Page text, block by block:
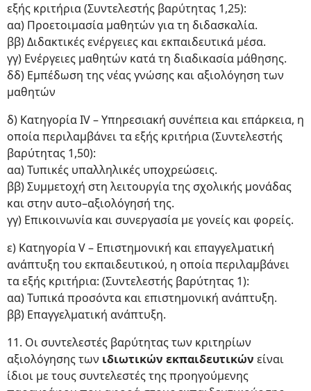
εξής κριτήρια (Συντελεστής βαρύτητας 1,25):
αα) Προετοιμασία μαθητών για τη διδασκαλία.
ββ) Διδακτικές ενέργειες και εκπαιδευτικά μέσα.
γγ) Ενέργειες μαθητών κατά τη διαδικασία μάθησης.
δδ) Εμπέδωση της νέας γνώσης και αξιολόγηση των
μαθητών
δ) Κατηγορία IV – Υπηρεσιακή συνέπεια και επάρκεια, η
οποία περιλαμβάνει τα εξής κριτήρια (Συντελεστής
βαρύτητας 1,50):
αα) Τυπικές υπαλληλικές υποχρεώσεις.
ββ) Συμμετοχή στη λειτουργία της σχολικής μονάδας
και στην αυτο–αξιολόγησή της.
γγ) Επικοινωνία και συνεργασία με γονείς και φορείς.
ε) Κατηγορία V – Επιστημονική και επαγγελματική
ανάπτυξη του εκπαιδευτικού, η οποία περιλαμβάνει
τα εξής κριτήρια: (Συντελεστής βαρύτητας 1):
αα) Τυπικά προσόντα και επιστημονική ανάπτυξη.
ββ) Επαγγελματική ανάπτυξη.
11. Οι συντελεστές βαρύτητας των κριτηρίων
αξιολόγησης των ιδιωτικών εκπαιδευτικών είναι
ίδιοι με τους συντελεστές της προηγούμενης